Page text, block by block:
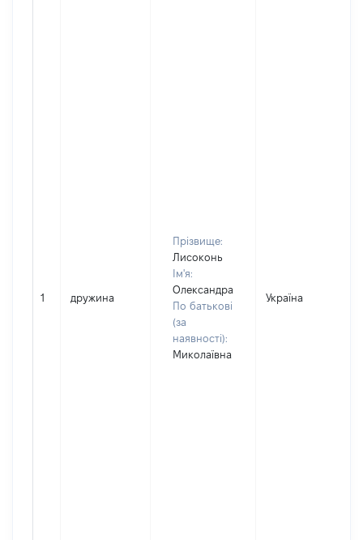
1 дружина
Прізвище:
Лисоконь
Ім'я:
Олександра
По батькові
(за
наявності):
Миколаївна
Україна